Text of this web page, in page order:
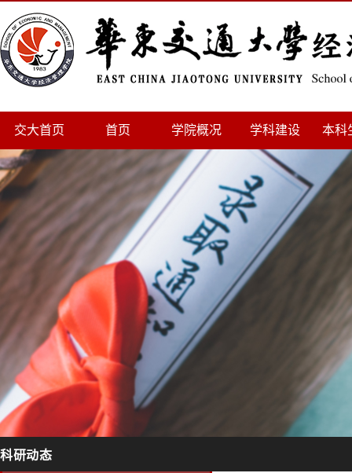
交大首页 首页 学院概况 学科建设 本科
科研动态